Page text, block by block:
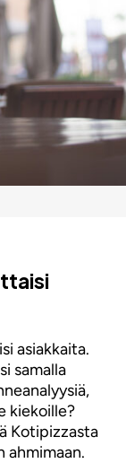
asiakkaita.
samalla
kiekoille?
Kotipizzasta
ahmimaan.